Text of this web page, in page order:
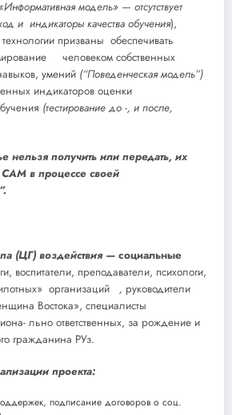
модель» — отсутствует
и индикаторы качества обучения),
призваны обеспечивать
человеком собственных
умений (“Поведенческая модель”)
индикаторов оценки
(тестирование до -, и после,
нельзя получить или передать, их
в процессе своей
воздействия — социальные
воспитатели, преподаватели, психологи,
организаций
, руководители
Востока», специалисты
льно ответственных, за рождение и
гражданина РУз.
проекта:
подписание договоров о соц.